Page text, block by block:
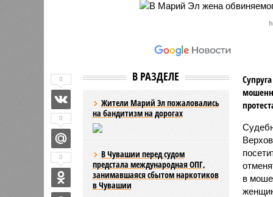
В РАЗДЕЛЕ
Жители Марий Эл пожаловались
на бандитизм на дорогах
В Чувашии перед судом
предстала международная ОПГ,
занимавшаяся сбытом наркотиков
в Чувашии
в
0
0
0